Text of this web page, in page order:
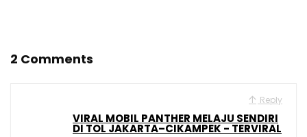
2 Comments
Reply
VIRAL MOBIL PANTHER MELAJU SENDIRI
DI TOL JAKARTA–CIKAMPEK - TERVIRAL